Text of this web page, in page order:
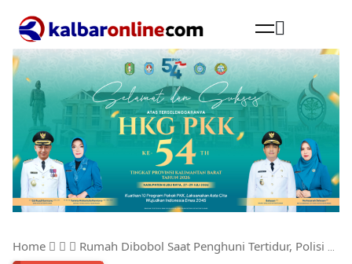
Cari
Home Rumah Dibobol Saat Penghuni Tertidur, Polisi Berhasil Ringkus Pelaku Bersama Barang Bukti